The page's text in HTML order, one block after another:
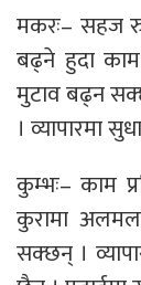
मकरः– सहज
बढ्ने हुदा
मुटाव बढ्न
। व्यापारमा
कुम्भः– काम
कुरामा
सक्छन् ।